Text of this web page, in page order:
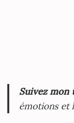
Suivez mon
émotions et